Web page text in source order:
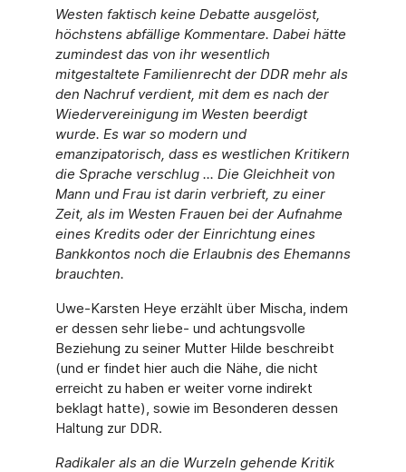
Westen faktisch keine Debatte ausgelöst,
höchstens abfällige Kommentare. Dabei hätte
zumindest das von ihr wesentlich
mitgestaltete Familienrecht der DDR mehr als
den Nachruf verdient, mit dem es nach der
Wiedervereinigung im Westen beerdigt
wurde. Es war so modern und
emanzipatorisch, dass es westlichen Kritikern
die Sprache verschlug ... Die Gleichheit von
Mann und Frau ist darin verbrieft, zu einer
Zeit, als im Westen Frauen bei der Aufnahme
eines Kredits oder der Einrichtung eines
Bankkontos noch die Erlaubnis des Ehemanns
brauchten.
Uwe-Karsten Heye erzählt über Mischa, indem
er dessen sehr liebe- und achtungsvolle
Beziehung zu seiner Mutter Hilde beschreibt
(und er findet hier auch die Nähe, die nicht
erreicht zu haben er weiter vorne indirekt
beklagt hatte), sowie im Besonderen dessen
Haltung zur DDR.
Radikaler als an die Wurzeln gehende Kritik